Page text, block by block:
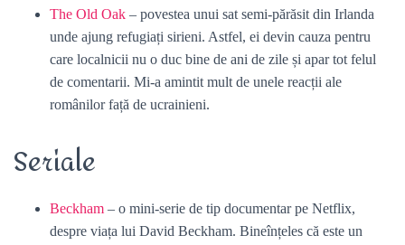
The Old Oak – povestea unui sat semi-părăsit din Irlanda
unde ajung refugiați sirieni. Astfel, ei devin cauza pentru
care localnicii nu o duc bine de ani de zile și apar tot felul
de comentarii. Mi-a amintit mult de unele reacții ale
românilor față de ucrainieni.
Seriale
Beckham – o mini-serie de tip documentar pe Netflix,
despre viața lui David Beckham. Bineînțeles că este un